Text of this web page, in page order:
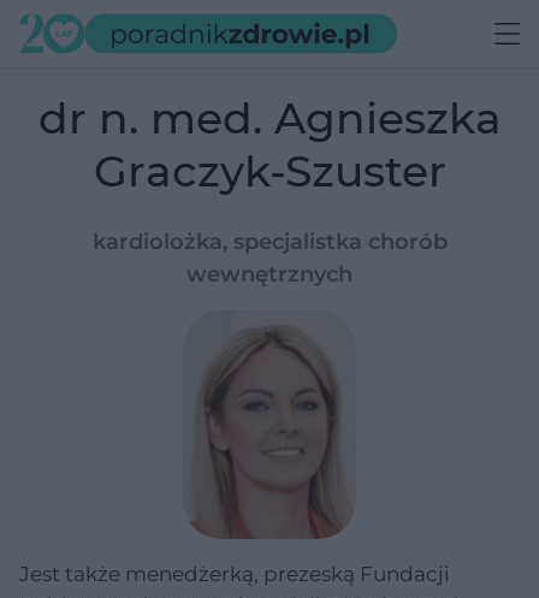
dr n. med. Agnieszka
Graczyk-Szuster
kardiolożka, specjalistka chorób
wewnętrznych
Jest także menedżerką, prezeską Fundacji